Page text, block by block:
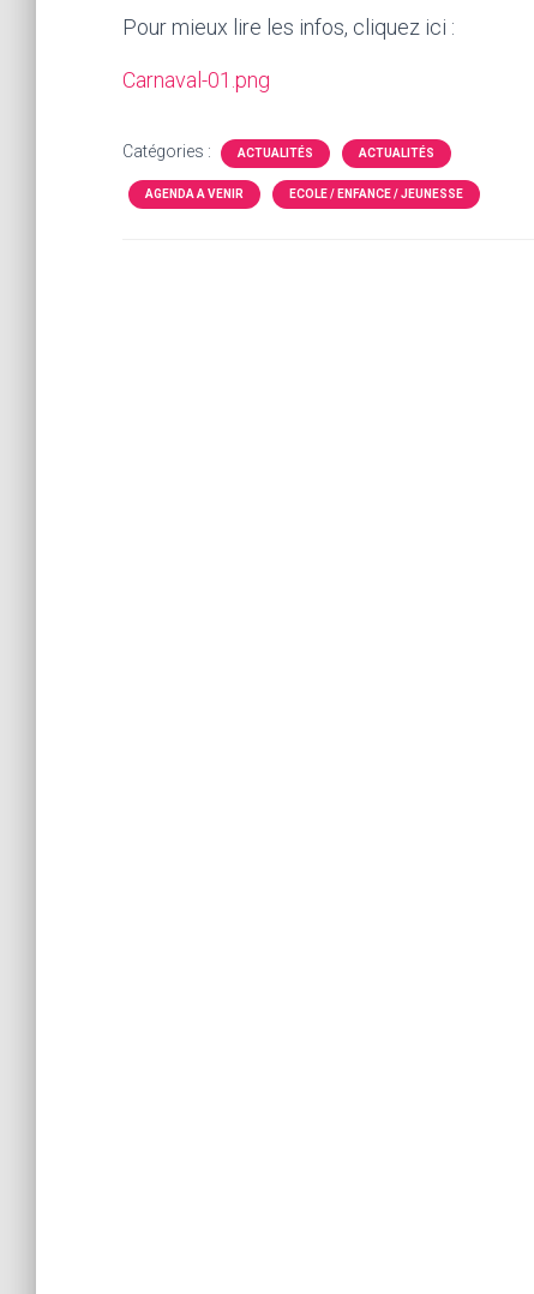
Pour mieux lire les infos, cliquez ici :
Carnaval-01.png
Catégories : ACTUALITÉS ACTUALITÉS
AGENDA A VENIR ECOLE / ENFANCE / JEUNESSE